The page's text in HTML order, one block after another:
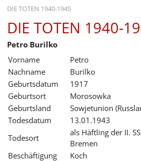
DIE TOTEN 1940-1945
STARTSEITE
AKTUELLES
AUSSTELLUNGEN
GESCHICHTE
BILDUNG
SERVICE
DIE TOTEN 1940-
Petro Burilko
Vorname
Petro
Nachname
Burilko
Geburtsdatum
1917
Geburtsort
Morosowka
Geburtsland
Sowjetunion
Todesdatum
13.01.1943
Todesort
als Häftling der II.
Bremen
Beschäftigung
Koch